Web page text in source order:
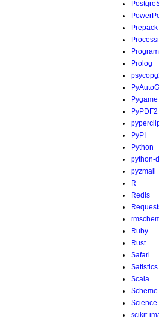
Prepack
Prolog
Pygame
PyPDF2
PyPI
Python
python-
pyzmail
R
Redis
Ruby
Rust
Safari
Satistics
Scala
Scheme
Science
scikit-